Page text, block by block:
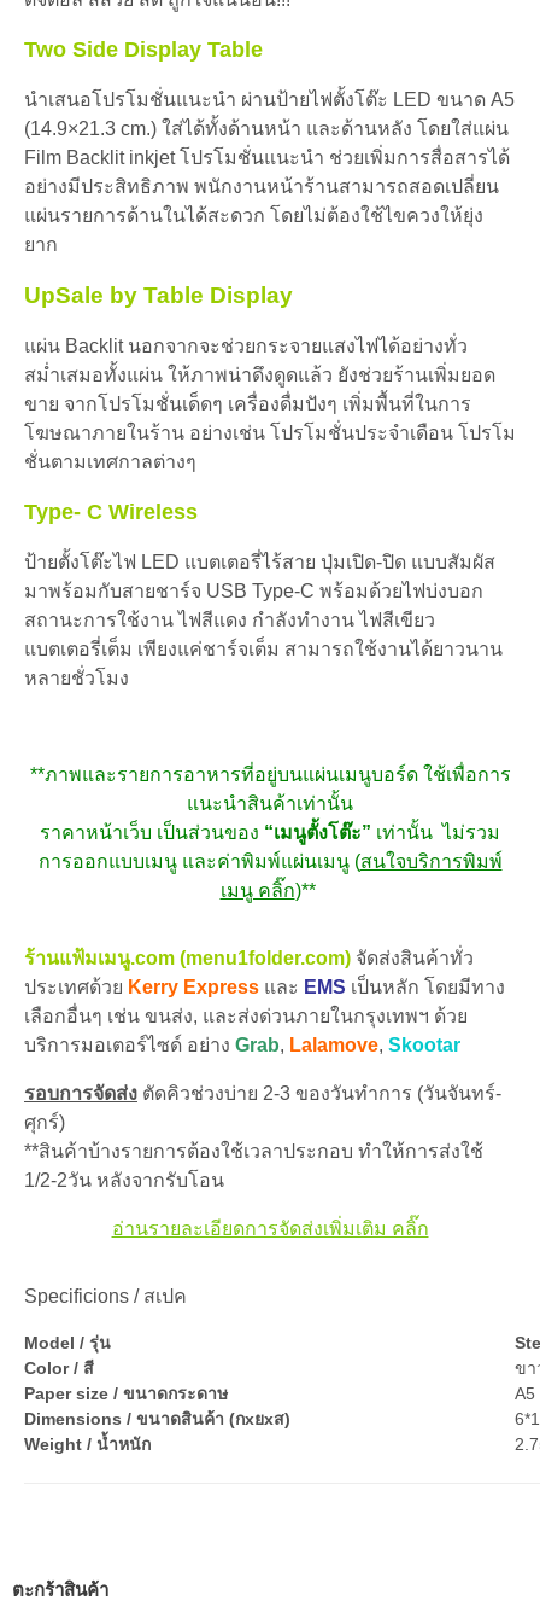
Two Side Display Table
นำเสนอโปรโมชั่นแนะนำ ผ่านป้ายไฟตั้งโต๊ะ LED ขนาด A5
(14.9×21.3 cm.) ใส่ได้ทั้งด้านหน้า และด้านหลัง โดยใส่แผ่น
Film Backlit inkjet โปรโมชั่นแนะนำ ช่วยเพิ่มการสื่อสารได้
อย่างมีประสิทธิภาพ พนักงานหน้าร้านสามารถสอดเปลี่ยน
แผ่นรายการด้านในได้สะดวก โดยไม่ต้องใช้ไขควงให้ยุ่ง
ยาก
UpSale by Table Display
แผ่น Backlit นอกจากจะช่วยกระจายแสงไฟได้อย่างทั่ว
สม่ำเสมอทั้งแผ่น ให้ภาพน่าดึงดูดแล้ว ยังช่วยร้านเพิ่มยอด
ขาย จากโปรโมชั่นเด็ดๆ เครื่องดื่มปังๆ เพิ่มพื้นที่ในการ
โฆษณาภายในร้าน อย่างเช่น โปรโมชั่นประจำเดือน โปรโม
ชั่นตามเทศกาลต่างๆ
Type- C Wireless
ป้ายตั้งโต๊ะไฟ LED แบตเตอรี่ไร้สาย ปุ่มเปิด-ปิด แบบสัมผัส
มาพร้อมกับสายชาร์จ USB Type-C พร้อมด้วยไฟบ่งบอก
สถานะการใช้งาน ไฟสีแดง กำลังทำงาน ไฟสีเขียว
แบตเตอรี่เต็ม เพียงแค่ชาร์จเต็ม สามารถใช้งานได้ยาวนาน
หลายชั่วโมง
**ภาพและรายการอาหารที่อยู่บนแผ่นเมนูบอร์ด ใช้เพื่อการ
แนะนำสินค้าเท่านั้น
ราคาหน้าเว็บ เป็นส่วนของ “เมนูตั้งโต๊ะ” เท่านั้น ไม่รวม
การออกแบบเมนู และค่าพิมพ์แผ่นเมนู (สนใจบริการพิมพ์
เมนู คลิ๊ก)**
ร้านแฟ้มเมนู.com (menu1folder.com) จัดส่งสินค้าทั่ว
ประเทศด้วย Kerry Express และ EMS เป็นหลัก โดยมีทาง
เลือกอื่นๆ เช่น ขนส่ง, และส่งด่วนภายในกรุงเทพฯ ด้วย
บริการมอเตอร์ไซด์ อย่าง Grab, Lalamove, Skootar
รอบการจัดส่ง ตัดคิวช่วงบ่าย 2-3 ของวันทำการ (วันจันทร์-
ศุกร์)
**สินค้าบ้างรายการต้องใช้เวลาประกอบ ทำให้การส่งใช้
1/2-2วัน หลังจากรับโอน
อ่านรายละเอียดการจัดส่งเพิ่มเติม คลิ๊ก
Specificions / สเปค
Model / รุ่น
Color / สี
ขา
Paper size / ขนาดกระดาษ
A5
Dimensions / ขนาดสินค้า (กxยxส)
Weight / น้ำหนัก
ตะกร้าสินค้า